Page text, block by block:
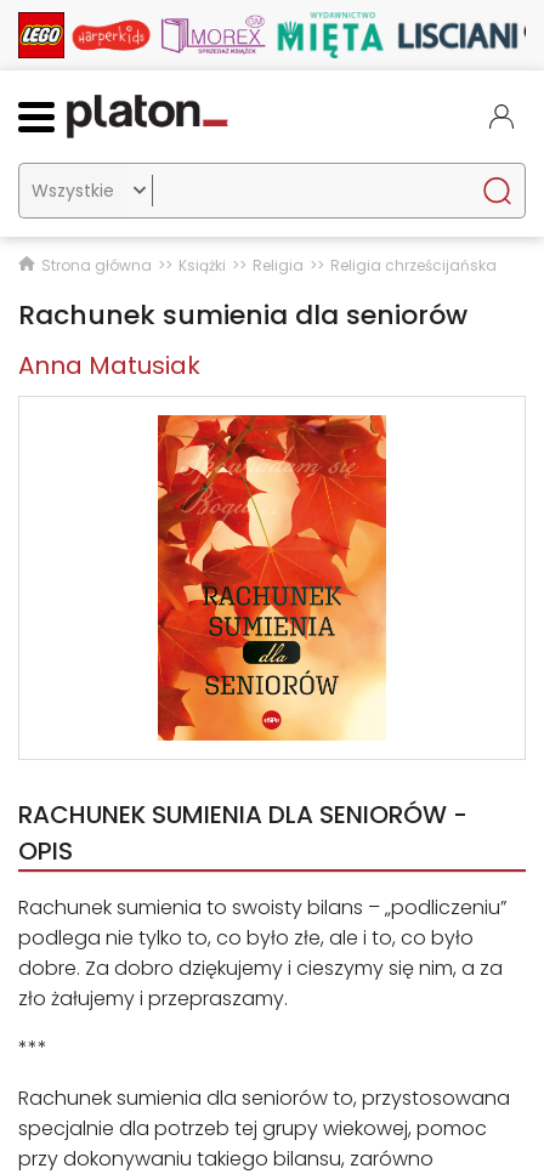

Strona główna Książki Religia Religia chrześcijańska
Rachunek sumienia dla seniorów
Anna Matusiak
RACHUNEK SUMIENIA DLA SENIORÓW -
OPIS
Rachunek sumienia to swoisty bilans – „podliczeniu”
podlega nie tylko to, co było złe, ale i to, co było
dobre. Za dobro dziękujemy i cieszymy się nim, a za
zło żałujemy i przepraszamy.
***
Rachunek sumienia dla seniorów to, przystosowana
specjalnie dla potrzeb tej grupy wiekowej, pomoc
przy dokonywaniu takiego bilansu, zarówno